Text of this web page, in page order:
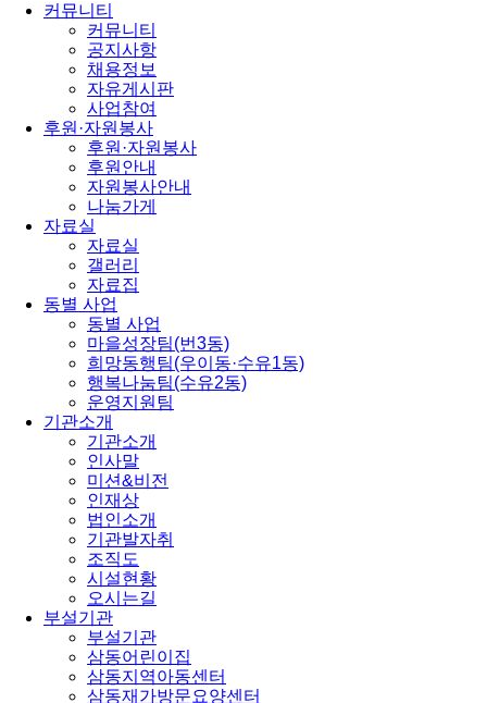
커뮤니티
커뮤니티
공지사항
채용정보
자유게시판
사업참여
후원·자원봉사
후원·자원봉사
후원안내
자원봉사안내
나눔가게
자료실
자료실
갤러리
자료집
동별 사업
동별 사업
마을성장팀(번3동)
희망동행팀(우이동·수유1동)
행복나눔팀(수유2동)
운영지원팀
기관소개
기관소개
인사말
미션&비전
인재상
법인소개
기관발자취
조직도
시설현황
오시는길
부설기관
부설기관
삼동어린이집
삼동지역아동센터
삼동재가방문요양센터